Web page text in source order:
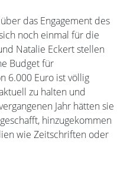
das Engagement des
noch einmal für die
Natalie Eckert stellen
Budget für
6.000 Euro ist völlig
zu halten und
Jahr hätten sie
hinzugekommen
wie Zeitschriften oder